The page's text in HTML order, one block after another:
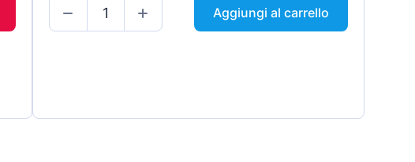
Aggiungi al carrello